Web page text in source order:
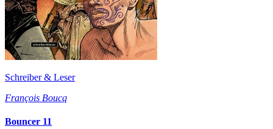
Schreiber & Leser
François Boucq
Bouncer 11